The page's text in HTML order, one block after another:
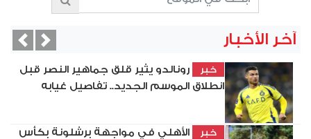
آخر الأخبار
خبر
رونالدو يثير قلق جماهير النصر قبل
انطلاق الموسم الجديد.. تفاصيل غيابه
خبر
الأهلي في مواجهة برشلونة بكأس
Next